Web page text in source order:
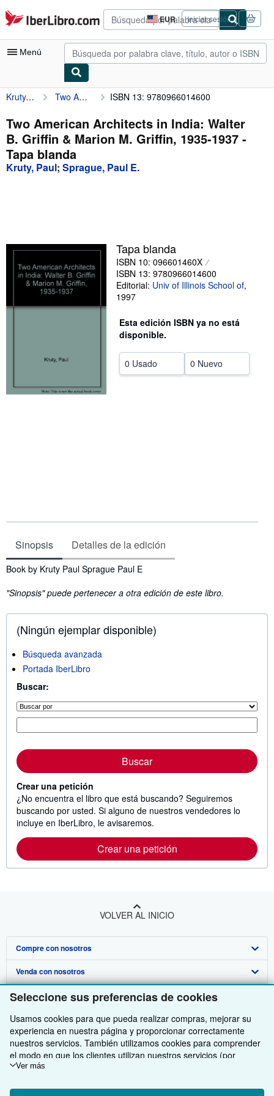
Seleccione sus preferencias de cookies
Usamos cookies para que pueda realizar compras, mejorar su
experiencia en nuestra página y proporcionar correctamente
nuestros servicios. También utilizamos cookies para comprender
el modo en que los clientes utilizan nuestros servicios (por
ejemplo, midiendo las visitas al sitio) y así poder realizar mejoras.
para mostrar contenido relevante en los anuncios y medir el
Ver más
Pasar al contenido principal
IberLibro.com EUR
Preferencias
de
compra
del
Iniciar sesión
Menú
Mi cuenta
Consultar mis pedidos
Búsqueda avanzada
Colecciones
Comenzar a vender
Ayuda
CERRAR
Kruty, Paul Two American Architects in India: Walter B. Griffin & Marion M. Griffin, 1935-1937 ISBN 13: 9780966014600
Two American Architects in India: Walter
B. Griffin & Marion M. Griffin, 1935-1937 -
Tapa blanda
Kruty, Paul; Sprague, Paul E.
Tapa blanda
ISBN 10: 096601460X
ISBN 13: 9780966014600
Editorial: Univ of Illinois School of,
1997
Esta edición ISBN ya no está
disponible.
0 Usado 0 Nuevo
Sinopsis Detalles de la edición
Sinopsis
Book by Kruty Paul Sprague Paul E
"Sinopsis" puede pertenecer a otra edición de este libro.
(Ningún ejemplar disponible)
Búsqueda avanzada
Portada IberLibro
Buscar:
Buscar
Crear una petición
¿No encuentra el libro que está buscando? Seguiremos
buscando por usted. Si alguno de nuestros vendedores lo
incluye en IberLibro, le avisaremos.
Crear una petición
VOLVER AL INICIO
Compre con nosotros
Búsqueda avanzada
Colecciones
Mi cuenta
Mis pedidos
Ver carrito
Venda con nosotros
Comenzar a vender
Únase a nuestro programa de afiliados
Recomiende un vendedor
Sobre nosotros
Sobre IberLibro
Medios
Empleo
Política de Privacidad
Obtener Ayuda
Preguntas frecuentes y guías
Atención al Cliente
Otras compañías de AbeBooks
AbeBooks.com
AbeBooks.co.uk
Siga a IberLibro